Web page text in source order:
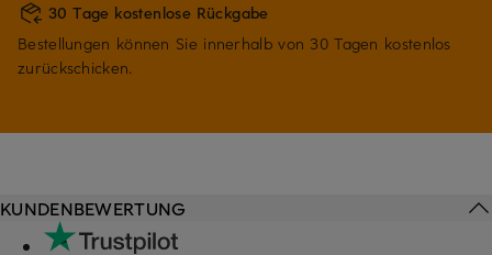
30 Tage kostenlose Rückgabe
Bestellungen können Sie innerhalb von 30 Tagen kostenlos
zurückschicken.
KUNDENBEWERTUNG